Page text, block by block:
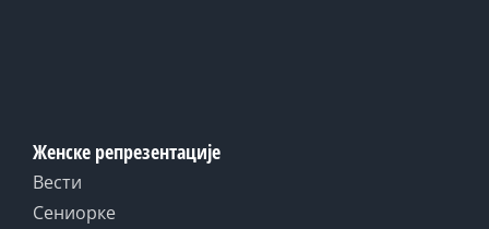
Женске репрезентације
Вести
Сениорке